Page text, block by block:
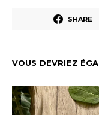
SHARE
VOUS DEVRIEZ